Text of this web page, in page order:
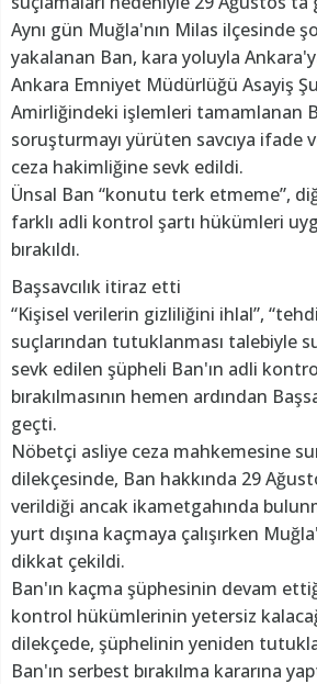
Aynı gün Muğla'nın Milas ilçesinde
yakalanan Ban, kara yoluyla
Ankara Emniyet Müdürlüğü Asayiş
Amirliğindeki işlemleri tamamlanan
soruşturmayı yürüten savcıya ifade
ceza hakimliğine sevk edildi.
Ünsal Ban “konutu terk etmeme”,
farklı adli kontrol şartı hükümleri
bırakıldı.
Başsavcılık itiraz etti
“Kişisel verilerin gizliliğini ihlal”,
suçlarından tutuklanması talebiyle
sevk edilen şüpheli Ban'ın adli
bırakılmasının hemen ardından
geçti.
Nöbetçi asliye ceza mahkemesine
dilekçesinde, Ban hakkında 29
verildiği ancak ikametgahında
yurt dışına kaçmaya çalışırken
dikkat çekildi.
Ban'ın kaçma şüphesinin devam
kontrol hükümlerinin yetersiz
dilekçede, şüphelinin yeniden
Ban'ın serbest bırakılma kararına